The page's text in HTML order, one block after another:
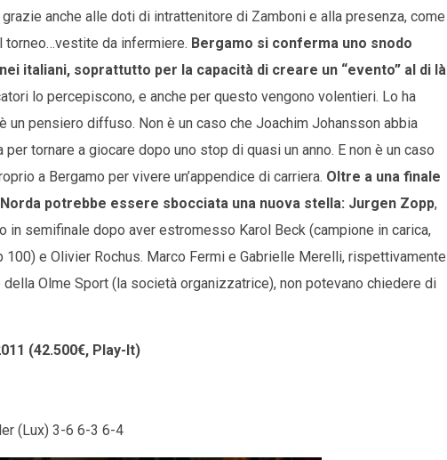
anche alle doti di intrattenitore di Zamboni e alla presenza, come
da infermiere. Bergamo si conferma uno snodo
italiani, soprattutto per la capacità di creare un “evento” al di là
lo percepiscono, e anche per questo vengono volentieri. Lo ha
un pensiero diffuso. Non è un caso che Joachim Johansson abbia
tornare a giocare dopo uno stop di quasi un anno. E non è un caso
a Bergamo per vivere un’appendice di carriera. Oltre a una finale
potrebbe essere sbocciata una nuova stella: Jurgen Zopp,
in semifinale dopo aver estromesso Karol Beck (campione in carica,
100) e Olivier Rochus. Marco Fermi e Gabrielle Merelli, rispettivamente
Olme Sport (la società organizzatrice), non potevano chiedere di
(42.500€, Play-It)
(Lux) 3-6 6-3 6-4